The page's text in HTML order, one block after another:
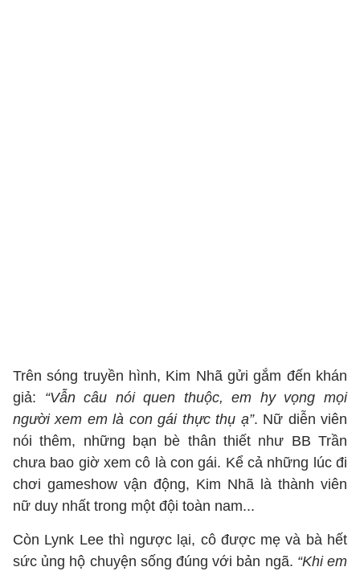
Trên sóng truyền hình, Kim Nhã gửi gắm đến khán
giả: “Vẫn câu nói quen thuộc, em hy vọng mọi
người xem em là con gái thực thụ ạ”. Nữ diễn viên
nói thêm, những bạn bè thân thiết như BB Trần
chưa bao giờ xem cô là con gái. Kể cả những lúc đi
chơi gameshow vận động, Kim Nhã là thành viên
nữ duy nhất trong một đội toàn nam...
Còn Lynk Lee thì ngược lại, cô được mẹ và bà hết
sức ủng hộ chuyện sống đúng với bản ngã. “Khi em